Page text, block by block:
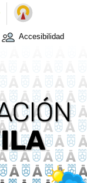
Accesibilidad